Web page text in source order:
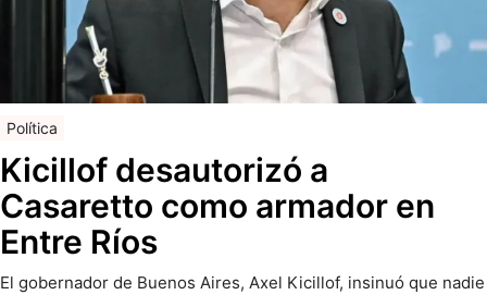
Política
Kicillof desautorizó a
Casaretto como armador en
Entre Ríos
El gobernador de Buenos Aires, Axel Kicillof, insinuó que nadie